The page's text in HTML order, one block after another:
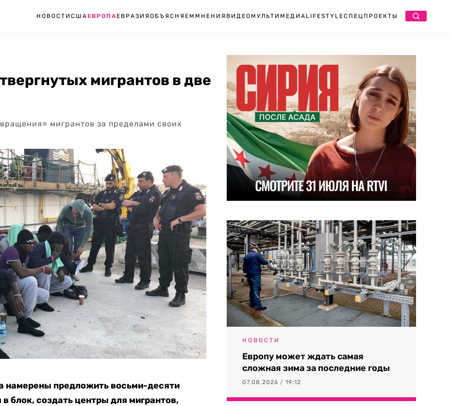
НОВОСТИ США ЕВРОПА ЕВРАЗИЯ ОБЪЯСНЯЕМ МНЕНИЯ ВИДЕО МУЛЬТИМЕДИА LIFESTYLEСПЕЦПРОЕКТЫ
мигрантов в две
мигрантов за пределами своих
намерены предложить восьми-десяти
блок, создать центры для мигрантов,
НОВОСТИ
Европу может ждать самая
сложная зима за последние годы
07.08.2026 / 19:12